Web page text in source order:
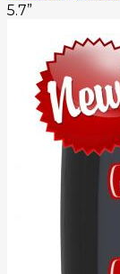
5.7”